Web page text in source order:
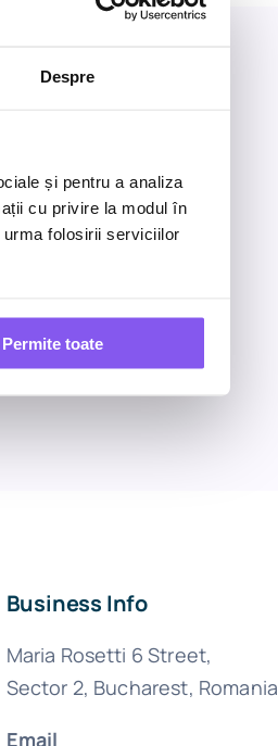
Despre
și pentru a analiza
cu privire la modul în
folosirii serviciilor
Permite toate
Business Info
Maria Rosetti 6 Street,
Sector 2, Bucharest, Romania
Email